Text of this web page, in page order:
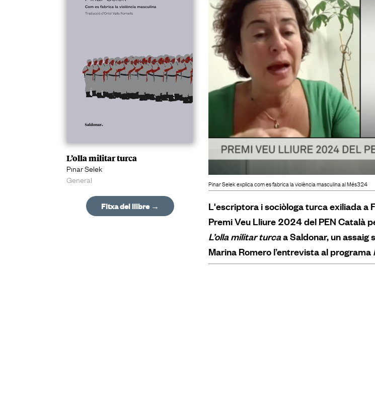
Pinar Selek explica com es fabrica la violència masculina al Més324
L'escriptora i sociòloga turca exiliada a
Premi Veu Lliure 2024 del PEN Català
L’olla militar turcaa Saldonar, un assaig
Marina Romero l’entrevista al programa
L’olla militar turca
Pınar Selek
General
Fitxa del llibre →